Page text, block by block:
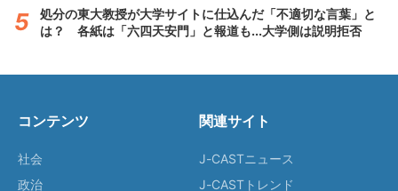
処分の東大教授が大学サイトに仕込んだ「不適切な言葉」と
は？ 各紙は「六四天安門」と報道も...大学側は説明拒否
コンテンツ
社会
政治
関連サイト
J-CASTニュース
J-CASTトレンド